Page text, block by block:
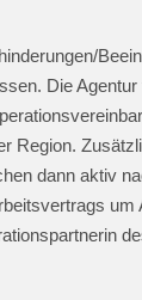
Die
Region.
dann aktiv